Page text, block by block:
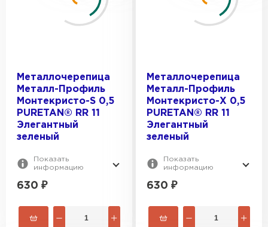
Металлочерепица
Металл-Профиль
Монтекристо-S 0,5
PURETAN® RR 11
Элегантный
зеленый
Показать
информацию
630 ₽
Металлочерепица
Металл-Профиль
Монтекристо-X 0,5
PURETAN® RR 11
Элегантный
зеленый
Показать
информацию
630 ₽